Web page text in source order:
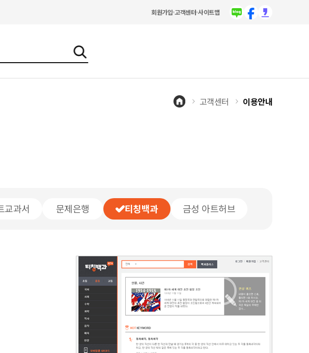
회원가입 고객센터 사이트맵
고객센터 이용안내
교과서 문제은행 티칭백과 금성 아트허브